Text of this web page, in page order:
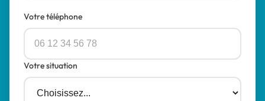
Votre téléphone
Votre situation